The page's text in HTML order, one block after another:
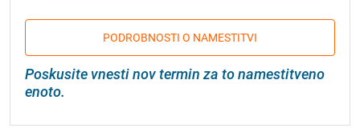
PODROBNOSTI O NAMESTITVI
Poskusite vnesti nov termin za to namestitveno
enoto.